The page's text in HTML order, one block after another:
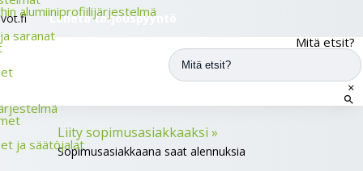
Lähetä tarjouspyyntö
alumiini­profiili­järjestelmä
saranat
ja säätö­jalat
Mitä etsit?
×
Liity sopimusasiakkaaksi »
Sopimusasiakkaana saat alennuksia